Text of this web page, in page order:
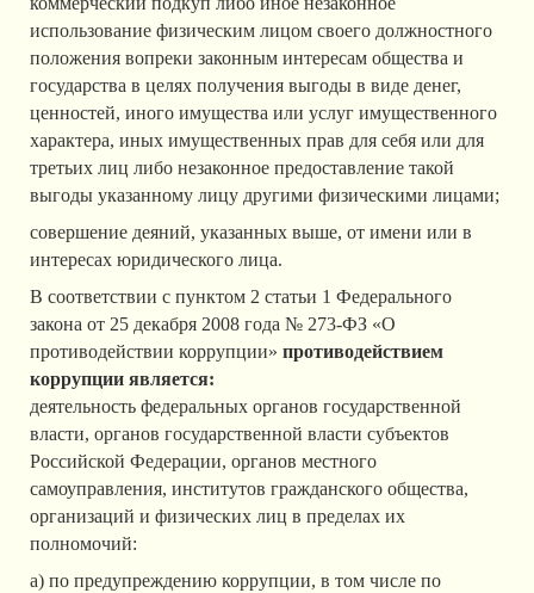
использование физическим лицом своего должностного
положения вопреки законным интересам общества и
государства в целях получения выгоды в виде денег,
ценностей, иного имущества или услуг имущественного
характера, иных имущественных прав для себя или для
третьих лиц либо незаконное предоставление такой
выгоды указанному лицу другими физическими лицами;
совершение деяний, указанных выше, от имени или в
интересах юридического лица.
В соответствии с пунктом 2 статьи 1 Федерального
закона от 25 декабря 2008 года № 273-ФЗ «О
противодействии коррупции» противодействием
коррупции является:
деятельность федеральных органов государственной
власти, органов государственной власти субъектов
Российской Федерации, органов местного
самоуправления, институтов гражданского общества,
организаций и физических лиц в пределах их
полномочий:
а) по предупреждению коррупции, в том числе по